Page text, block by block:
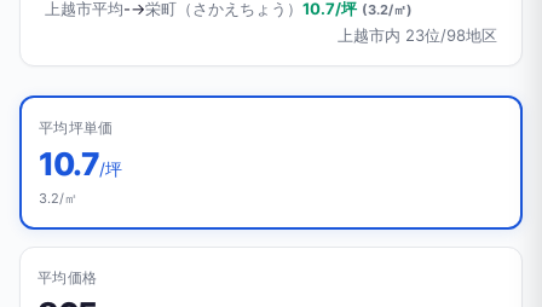
上越市平均-→栄町（さかえちょう） 10.7/坪 (3.2/㎡)
上越市内 23位/98地区
平均坪単価
10.7/坪
3.2/㎡
平均価格